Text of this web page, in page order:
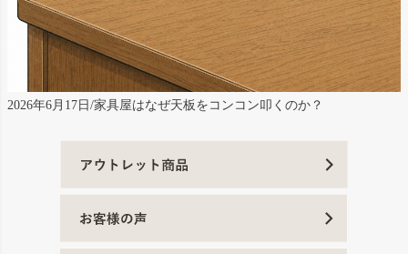
2026年6月17日/家具屋はなぜ天板をコンコン叩くのか？